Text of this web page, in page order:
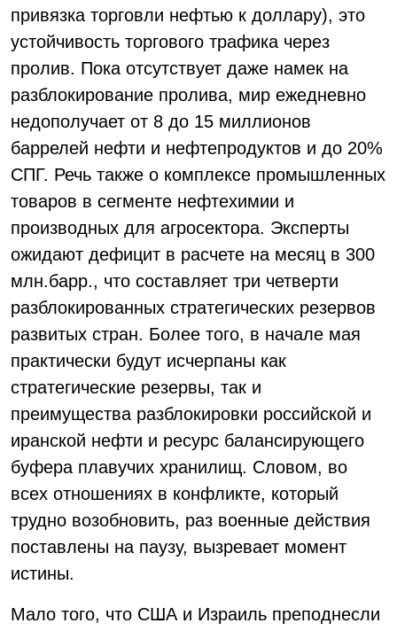
привязка торговли нефтью к доллару), это
устойчивость торгового трафика через
пролив. Пока отсутствует даже намек на
разблокирование пролива, мир ежедневно
недополучает от 8 до 15 миллионов
баррелей нефти и нефтепродуктов и до 20%
СПГ. Речь также о комплексе промышленных
товаров в сегменте нефтехимии и
производных для агросектора. Эксперты
ожидают дефицит в расчете на месяц в 300
млн.барр., что составляет три четверти
разблокированных стратегических резервов
развитых стран. Более того, в начале мая
практически будут исчерпаны как
стратегические резервы, так и
преимущества разблокировки российской и
иранской нефти и ресурс балансирующего
буфера плавучих хранилищ. Словом, во
всех отношениях в конфликте, который
трудно возобновить, раз военные действия
поставлены на паузу, вызревает момент
истины.
Мало того, что США и Израиль преподнесли